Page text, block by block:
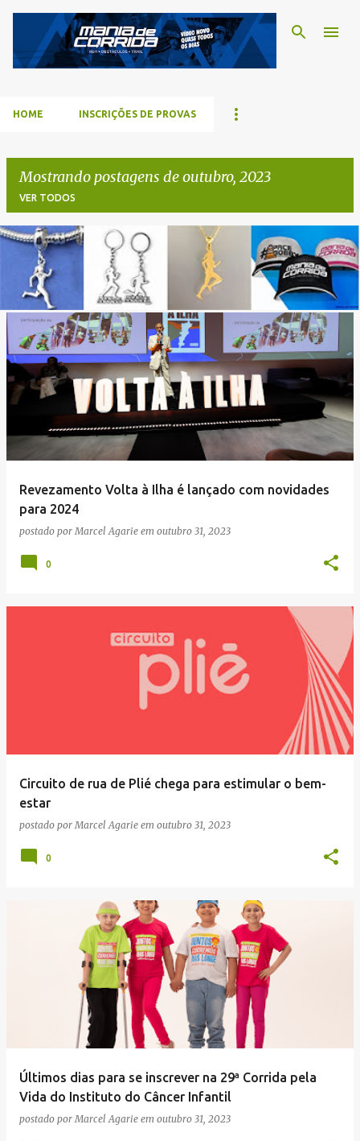
Pular para o conteúdo
HOME INSCRIÇÕES DE PROVAS
Mostrando postagens de outubro, 2023
VER TODOS
t
a
g
e
n
s
Revezamento Volta à Ilha é lançado com novidades
para 2024
postado porMarcel Agarie em outubro 31, 2023
0
Circuito de rua de Plié chega para estimular o bem-
estar
postado porMarcel Agarie em outubro 31, 2023
0
Últimos dias para se inscrever na 29ª Corrida pela
Vida do Instituto do Câncer Infantil
postado porMarcel Agarie em outubro 31, 2023